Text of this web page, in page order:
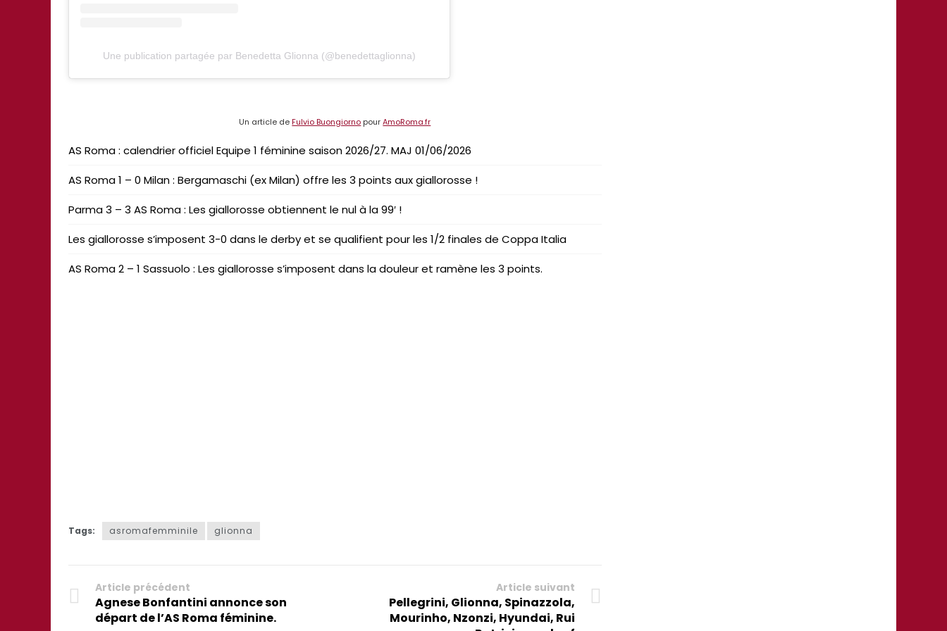
Une publication partagée par Benedetta Glionna (@benedettaglionna)
Un article deFulvio Buongiorno pourAmoRoma.fr
AS Roma : calendrier officiel Equipe 1 féminine saison 2026/27. MAJ 01/06/2026
AS Roma 1 – 0 Milan : Bergamaschi (ex Milan) offre les 3 points aux giallorosse !
Parma 3 – 3 AS Roma : Les giallorosse obtiennent le nul à la 99′ !
Les giallorosse s’imposent 3-0 dans le derby et se qualifient pour les 1/2 finales de Coppa Italia
AS Roma 2 – 1 Sassuolo : Les giallorosse s’imposent dans la douleur et ramène les 3 points.
Tags: asromafemminile glionna
Article précédent
Agnese Bonfantini annonce son
départ de l’AS Roma féminine.
Article suivant
Pellegrini, Glionna, Spinazzola,
Mourinho, Nzonzi, Hyundai, Rui